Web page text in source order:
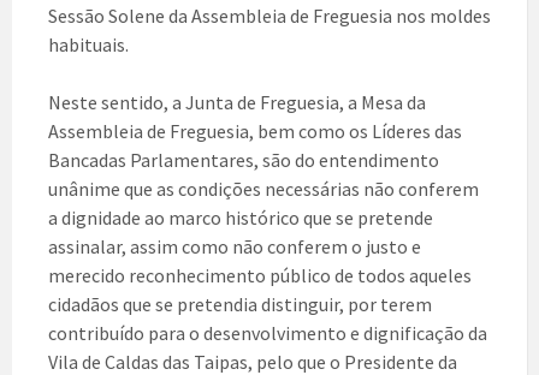
Sessão Solene da Assembleia de Freguesia nos moldes
habituais.
Neste sentido, a Junta de Freguesia, a Mesa da
Assembleia de Freguesia, bem como os Líderes das
Bancadas Parlamentares, são do entendimento
unânime que as condições necessárias não conferem
a dignidade ao marco histórico que se pretende
assinalar, assim como não conferem o justo e
merecido reconhecimento público de todos aqueles
cidadãos que se pretendia distinguir, por terem
contribuído para o desenvolvimento e dignificação da
Vila de Caldas das Taipas, pelo que o Presidente da